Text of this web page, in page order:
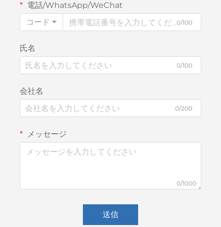
電話/WhatsApp/WeChat
コード
0/100
氏名
0/100
会社名
0/200
メッセージ
0/1000
送信